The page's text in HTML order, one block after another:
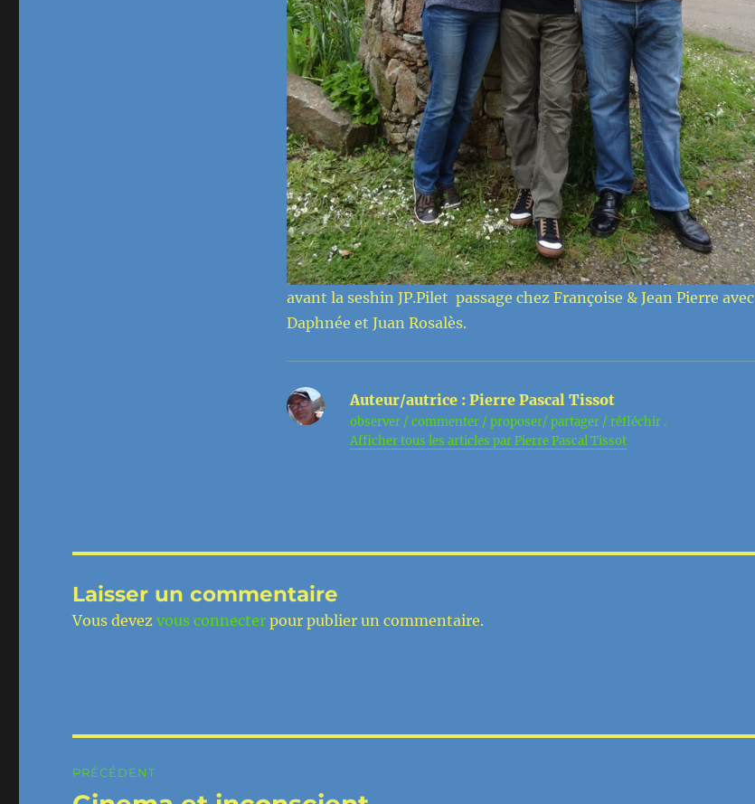
avant la seshin JP.Pilet passage chez Françoise & Jean Pierre avec
Daphnée et Juan Rosalès.
Auteur/autrice :Pierre Pascal Tissot
observer / commenter / proposer/ partager / réfléchir .
Afficher tous les articles par Pierre Pascal Tissot
Laisser un commentaire
Vous devezvous connecter pour publier un commentaire.
de
PRÉCÉDENT
Publication